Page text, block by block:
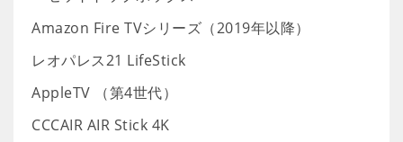
Amazon Fire TVシリーズ（2019年以降）
レオパレス21 LifeStick
AppleTV （第4世代）
CCCAIR AIR Stick 4K